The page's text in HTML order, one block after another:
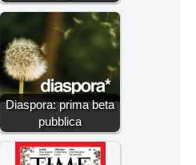
Diaspora: prima beta
pubblica